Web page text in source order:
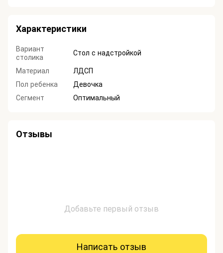
Характеристики
Вариант
столика
Стол с надстройкой
Материал
ЛДСП
Пол ребенка
Девочка
Сегмент
Оптимальный
Отзывы
Добавьте первый отзыв
Написать отзыв